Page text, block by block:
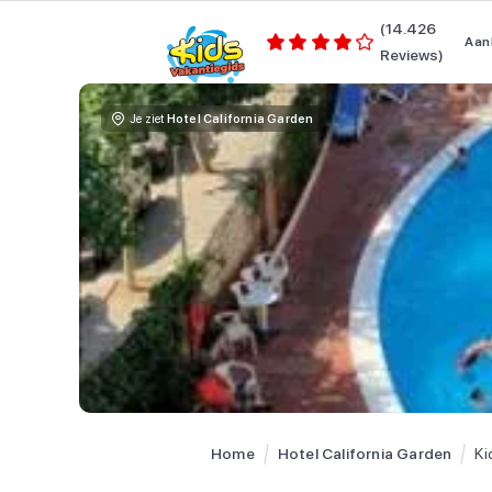
(14.426
Reviews)
Je ziet Hotel California Garden
Home Hotel California Garden